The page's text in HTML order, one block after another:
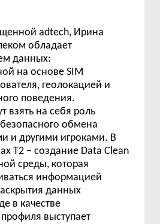
adtech, Ирина
обладает
данных:
на основе SIM
геолокацией и
поведения.
взять на себя роль
обмена
и другими игроками. В
Т2 – создание Data Clean
среды, которая
информацией
данных
в качестве
выступает